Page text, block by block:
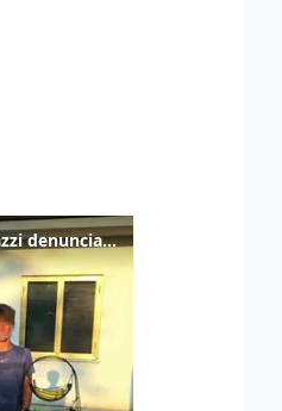
Caso Pradamano, parla uno dei ragazzi denunciati per la limonata: "Volevo anche aiutare i miei"